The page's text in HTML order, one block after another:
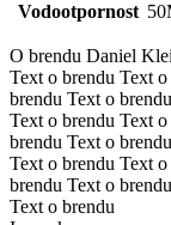
Vodootpornost
O brendu Daniel
Text o brendu Text
brendu Text o
Text o brendu Text
brendu Text o
Text o brendu Text
brendu Text o
Text o brendu